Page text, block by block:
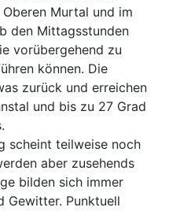
Murtal und im
den Mittagsstunden
vorübergehend zu
können. Die
zurück und erreichen
und bis zu 27 Grad
scheint teilweise noch
aber zusehends
bilden sich immer
Gewitter. Punktuell